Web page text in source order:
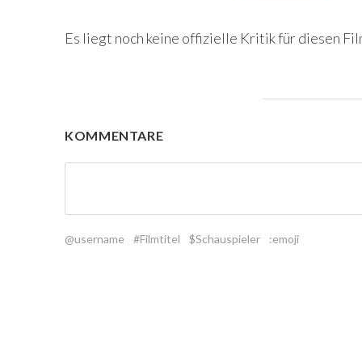
Es liegt noch keine offizielle Kritik für diesen
KOMMENTARE
@username #Filmtitel $Schauspieler :emoji